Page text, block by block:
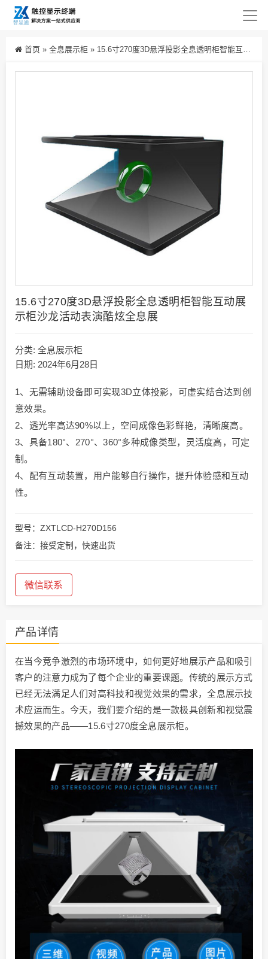
首页 » 全息展示柜 » 15.6寸270度3D悬浮投影全息透明柜智能互动展示柜沙龙活动表演酷炫全息展
15.6寸270度3D悬浮投影全息透明柜智能互动展
示柜沙龙活动表演酷炫全息展
分类: 全息展示柜
日期: 2024年6月28日
1、无需辅助设备即可实现3D立体投影，可虚实结合达到创
意效果。
2、透光率高达90%以上，空间成像色彩鲜艳，清晰度高。
3、具备180°、270°、360°多种成像类型，灵活度高，可定
制。
4、配有互动装置，用户能够自行操作，提升体验感和互动
性。
型号：ZXTLCD-H270D156
备注：接受定制，快速出货
微信联系
产品详情
在当今竞争激烈的市场环境中，如何更好地展示产品和吸引
客户的注意力成为了每个企业的重要课题。传统的展示方式
已经无法满足人们对高科技和视觉效果的需求，全息展示技
术应运而生。今天，我们要介绍的是一款极具创新和视觉震
撼效果的产品——15.6寸270度全息展示柜。